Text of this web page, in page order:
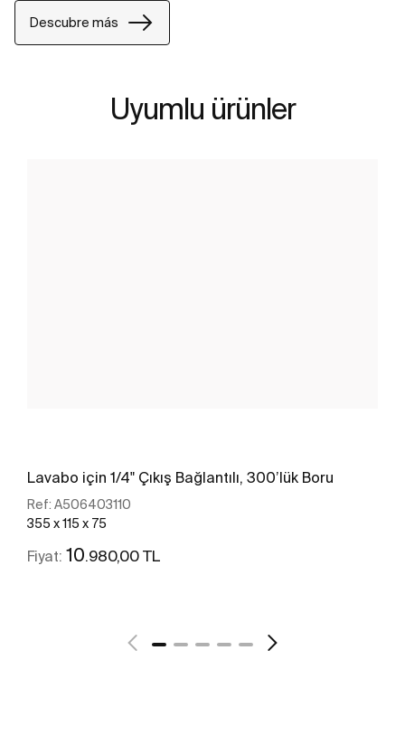
Descubre más
Uyumlu ürünler
Lavabo için 1/4" Çıkış Bağlantılı, 300’lük Boru
Ref: A506403110
355 x 115 x 75
Fiyat: 10.980,00 TL